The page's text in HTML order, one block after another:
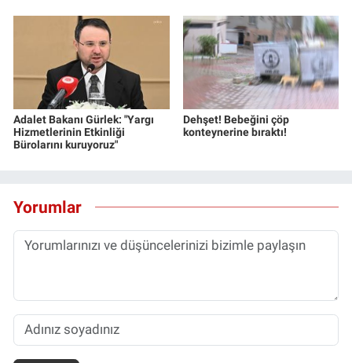
Adalet Bakanı Gürlek: "Yargı
Hizmetlerinin Etkinliği
Bürolarını kuruyoruz"
Dehşet! Bebeğini çöp
konteynerine bıraktı!
Yorumlar